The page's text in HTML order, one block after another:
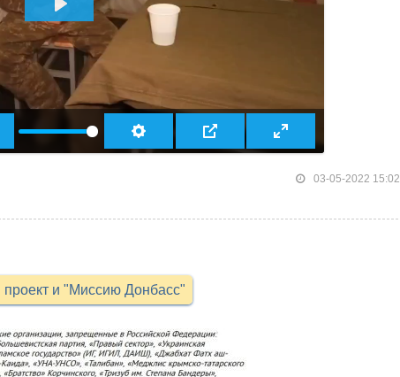
ВОСПРОИЗВЕСТИ
03-05-2022 15:02
и "Миссию Донбасс"